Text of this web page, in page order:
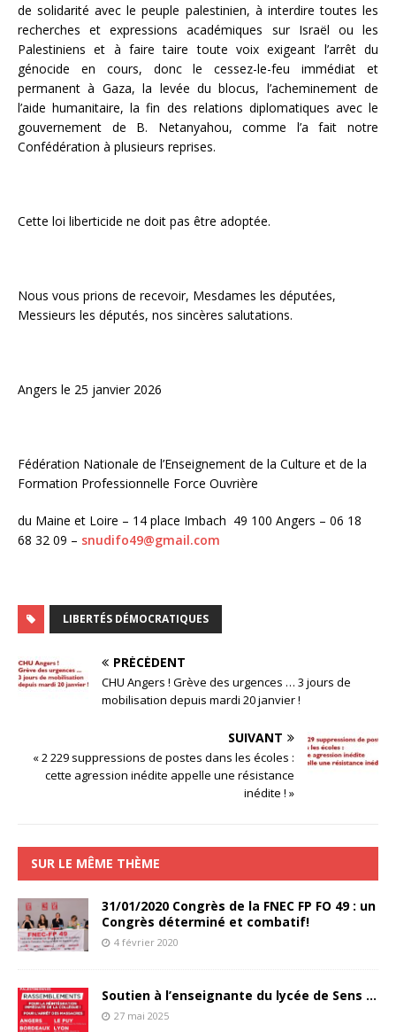
de solidarité avec le peuple palestinien, à interdire toutes les
recherches et expressions académiques sur Israël ou les
Palestiniens et à faire taire toute voix exigeant l’arrêt du
génocide en cours, donc le cessez-le-feu immédiat et
permanent à Gaza, la levée du blocus, l’acheminement de
l’aide humanitaire, la fin des relations diplomatiques avec le
gouvernement de B. Netanyahou, comme l’a fait notre
Confédération à plusieurs reprises.
Cette loi liberticide ne doit pas être adoptée.
Nous vous prions de recevoir, Mesdames les députées,
Messieurs les députés, nos sincères salutations.
Angers le 25 janvier 2026
Fédération Nationale de l’Enseignement de la Culture et de la
Formation Professionnelle Force Ouvrière
du Maine et Loire – 14 place Imbach 49 100 Angers – 06 18
68 32 09 – snudifo49@gmail.com
LIBERTÉS DÉMOCRATIQUES
PRÉCÉDENT
CHU Angers ! Grève des urgences … 3 jours de
mobilisation depuis mardi 20 janvier !
SUIVANT
« 2 229 suppressions de postes dans les écoles :
cette agression inédite appelle une résistance
inédite ! »
SUR LE MÊME THÈME
31/01/2020 Congrès de la FNEC FP FO 49 : un
Congrès déterminé et combatif!
4 février 2020
Soutien à l’enseignante du lycée de Sens …
27 mai 2025